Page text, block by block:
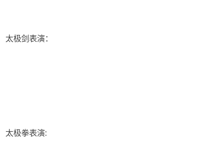
太极剑表演：
太极拳表演: